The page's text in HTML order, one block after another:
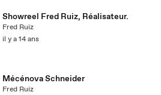
Showreel Fred Ruiz, Réalisateur.
Fred Ruiz
il y a 14 ans
Mécénova Schneider
Fred Ruiz